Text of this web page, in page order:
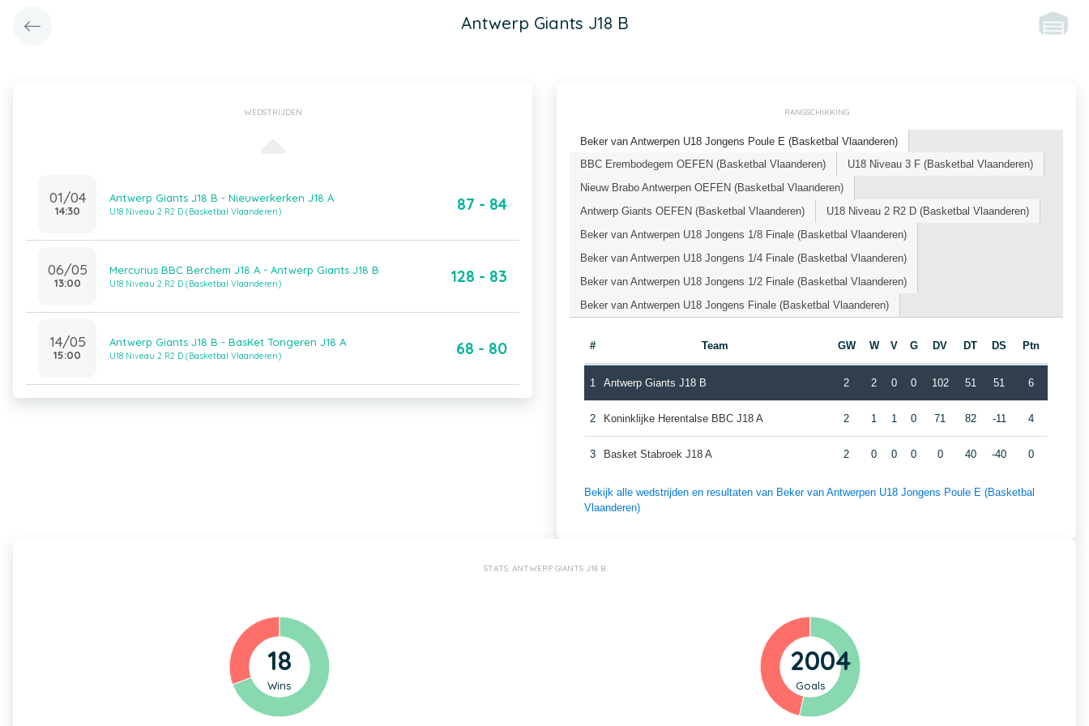
Antwerp Giants J18 B
WEDSTRIJDEN
01/04
14:30
Antwerp Giants J18 B - Nieuwerkerken J18 A
U18 Niveau 2 R2 D (Basketbal Vlaanderen) 87 - 84
06/05
13:00
Mercurius BBC Berchem J18 A - Antwerp Giants J18 B
U18 Niveau 2 R2 D (Basketbal Vlaanderen) 128 - 83
14/05
15:00
Antwerp Giants J18 B - BasKet Tongeren J18 A
U18 Niveau 2 R2 D (Basketbal Vlaanderen) 68 - 80
RANGSCHIKKING
Beker van Antwerpen U18 Jongens Poule E (Basketbal Vlaanderen)
BBC Erembodegem OEFEN (Basketbal Vlaanderen)
U18 Niveau 3 F (Basketbal Vlaanderen)
Nieuw Brabo Antwerpen OEFEN (Basketbal Vlaanderen)
Antwerp Giants OEFEN (Basketbal Vlaanderen)
U18 Niveau 2 R2 D (Basketbal Vlaanderen)
Beker van Antwerpen U18 Jongens 1/8 Finale (Basketbal Vlaanderen)
Beker van Antwerpen U18 Jongens 1/4 Finale (Basketbal Vlaanderen)
Beker van Antwerpen U18 Jongens 1/2 Finale (Basketbal Vlaanderen)
Beker van Antwerpen U18 Jongens Finale (Basketbal Vlaanderen)
# Team GW W V G DV DT DS Ptn
1 Antwerp Giants J18 B 2 2 0 0 102 51 51 6
2 Koninklijke Herentalse BBC J18 A 2 1 1 0 71 82 -11 4
3 Basket Stabroek J18 A 2 0 0 0 0 40 -40 0
Bekijk alle wedstrijden en resultaten van Beker van Antwerpen U18 Jongens Poule E (Basketbal
Vlaanderen)
STATS: ANTWERP GIANTS J18 B
18
Wins
2004
Goals